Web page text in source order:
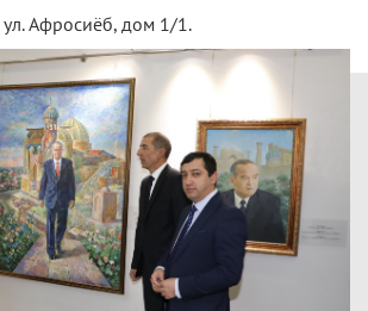
ул. Афросиёб, дом 1/1.